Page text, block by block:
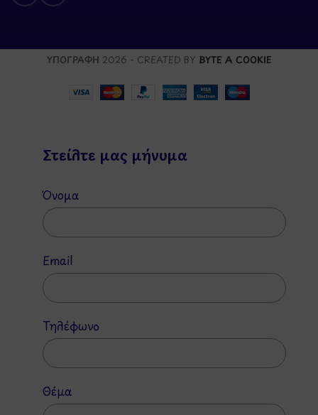
ΥΠΟΓΡΑΦΗ 2026 - CREATED BY BYTE A COOKIE
Στείλτε μας μήνυμα
Όνομα
Email
Τηλέφωνο
Θέμα